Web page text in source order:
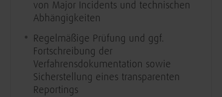
von Major Incidents und technischen
Abhängigkeiten
Regelmäßige Prüfung und ggf.
Fortschreibung der
Verfahrensdokumentation sowie
Sicherstellung eines transparenten
Reportings